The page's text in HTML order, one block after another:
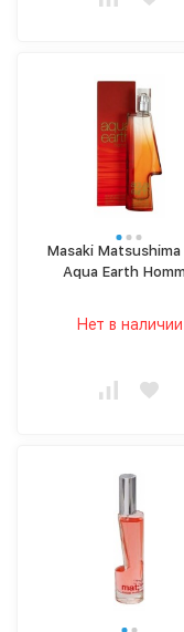
Masaki Matsushima
Aqua Earth
Нет в наличии